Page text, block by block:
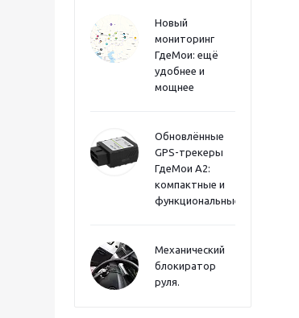
Новый
мониторинг
ГдеМои: ещё
удобнее и
мощнее
Обновлённые
GPS-трекеры
ГдеМои А2:
компактные и
функциональные
Механический
блокиратор
руля.